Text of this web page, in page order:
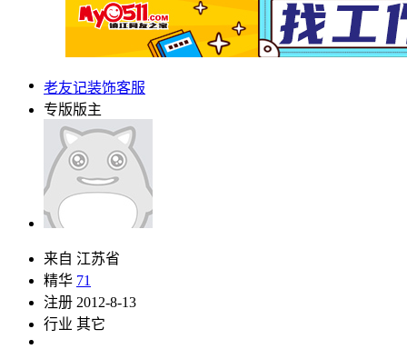
老友记装饰客服
专版版主
来自 江苏省
精华 71
注册 2012-8-13
行业 其它